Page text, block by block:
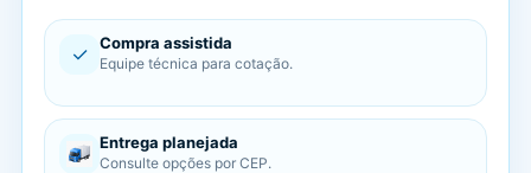
✓ Compra assistida
Equipe técnica para cotação.
Entrega planejada
Consulte opções por CEP.